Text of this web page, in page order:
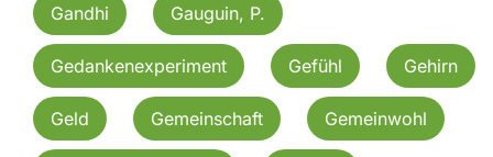
Gandhi Gauguin, P.
Gedankenexperiment Gefühl Gehirn
Geld Gemeinschaft Gemeinwohl